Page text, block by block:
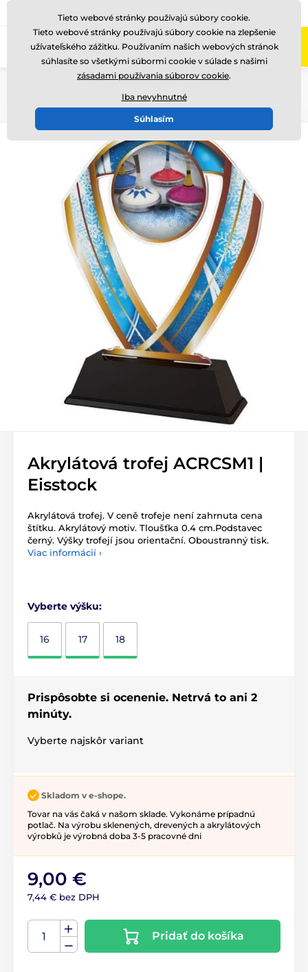
Zavolajte nám (Po-Pi 8-17) +421220255160
Akrylátová trofej ACRCSM1 |
Eisstock
Akrylátová trofej. V ceně trofeje není zahrnuta cena
štítku. Akrylátový motiv. Tloušťka 0.4 cm.Podstavec
černý. Výšky trofejí jsou orientační. Oboustranný tisk.
Viac informácií ›
Vyberte výšku:
16 17 18
Prispôsobte si ocenenie. Netrvá to ani 2
minúty.
Vyberte najskôr variant
Skladom v e-shope.
Tovar na vás čaká v našom sklade. Vykonáme prípadnú
potlač. Na výrobu sklenených, drevených a akrylátových
výrobků je výrobná doba 3-5 pracovné dni
9,00 €
7,44 € bez DPH
Pridať do košíka
Tieto webové stránky používajú súbory cookie.
Tieto webové stránky používajú súbory cookie na zlepšenie
užívateľského zážitku. Používaním našich webových stránok
súhlasíte so všetkými súbormi cookie v súlade s našimi
zásadami používania súborov cookie.
Iba nevyhnutné
Súhlasím